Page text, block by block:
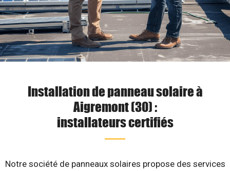
Installation de panneau solaire à
Aigremont (30) :
installateurs certifiés
Notre société de panneaux solaires propose des services